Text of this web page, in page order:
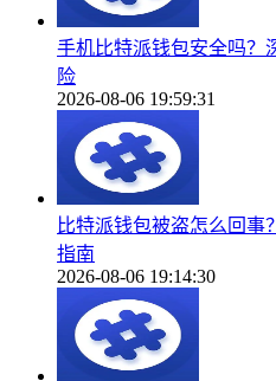
手机比特派钱包安全吗？
险
2026-08-06 19:59:31
比特派钱包被盗怎么回事
指南
2026-08-06 19:14:30